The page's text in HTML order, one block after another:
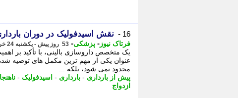
16 - نقش اسیدفولیک در دوران
فرتاک نیوز - پزشکی- 53 روز پیش - یکشنبه 24 خرداد 1405، 22:20
یک متخصص داروسازی بالینی، با تأکید بر
عنوان یکی از مهم ترین مکمل های توصیه
محدود نمی شود، بلکه ...
پیش از بارداری - بارداری - اسیدفولیک -
ازدواج